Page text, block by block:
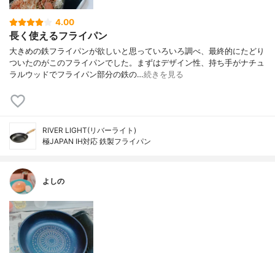
4.00
長く使えるフライパン
大きめの鉄フライパンが欲しいと思っていろいろ調べ、最終的にたどり
ついたのがこのフライパンでした。まずはデザイン性、持ち手がナチュ
ラルウッドでフライパン部分の鉄の…続きを見る
RIVER LIGHT(リバーライト)
極JAPAN IH対応 鉄製フライパン
よしの